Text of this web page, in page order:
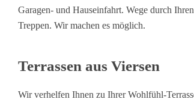
Garagen- und Hauseinfahrt. Wege durch
Treppen. Wir machen es möglich.
Terrassen aus Viersen
Wir verhelfen Ihnen zu Ihrer Wohlfühl-